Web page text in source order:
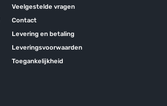
Veelgestelde vragen
Contact
Levering en betaling
Leveringsvoorwaarden
Toegankelijkheid